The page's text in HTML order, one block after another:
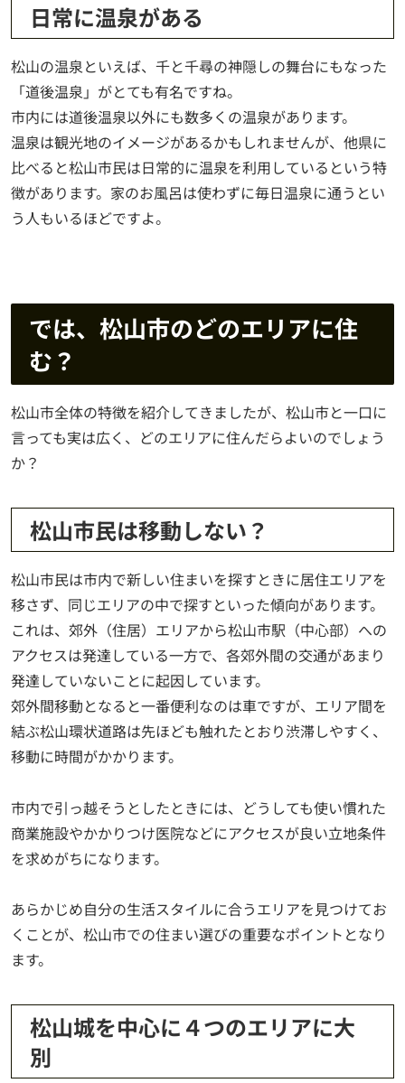
日常に温泉がある
松山の温泉といえば、千と千尋の神隠しの舞台にもなった
「道後温泉」がとても有名ですね。
市内には道後温泉以外にも数多くの温泉があります。
温泉は観光地のイメージがあるかもしれませんが、他県に
比べると松山市民は日常的に温泉を利用しているという特
徴があります。家のお風呂は使わずに毎日温泉に通うとい
う人もいるほどですよ。
では、松山市のどのエリアに住
む？
松山市全体の特徴を紹介してきましたが、松山市と一口に
言っても実は広く、どのエリアに住んだらよいのでしょう
か？
松山市民は移動しない？
松山市民は市内で新しい住まいを探すときに居住エリアを
移さず、同じエリアの中で探すといった傾向があります。
これは、郊外（住居）エリアから松山市駅（中心部）への
アクセスは発達している一方で、各郊外間の交通があまり
発達していないことに起因しています。
郊外間移動となると一番便利なのは車ですが、エリア間を
結ぶ松山環状道路は先ほども触れたとおり渋滞しやすく、
移動に時間がかかります。
市内で引っ越そうとしたときには、どうしても使い慣れた
商業施設やかかりつけ医院などにアクセスが良い立地条件
を求めがちになります。
あらかじめ自分の生活スタイルに合うエリアを見つけてお
くことが、松山市での住まい選びの重要なポイントとなり
ます。
松山城を中心に４つのエリアに大
別